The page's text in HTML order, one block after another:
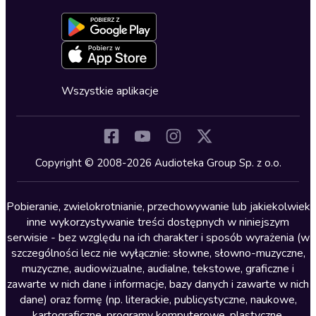
Dla młodzieży
Kryminały
Lektury szkolne
Literatura anglojęzyczna
Literatura faktu
Literatura obyczajowa
Literatura piękna obca
Literatura piękna polska
Formularz zgłaszania nielegalnych treści
Deklaracja dostępności
Oferta dla firm i bibliotek
Blog
Zapowiedzi
Cykle audiobooków
Wszystkie aplikacje
Copyright © 2008-2026 Audioteka Group Sp. z o.o.
Pobieranie, zwielokrotnianie, przechowywanie lub jakiekolwiek
inne wykorzystywanie treści dostępnych w niniejszym
serwisie - bez względu na ich charakter i sposób wyrażenia (w
szczególności lecz nie wyłącznie: słowne, słowno-muzyczne,
muzyczne, audiowizualne, audialne, tekstowe, graficzne i
zawarte w nich dane i informacje, bazy danych i zawarte w nich
dane) oraz formę (np. literackie, publicystyczne, naukowe,